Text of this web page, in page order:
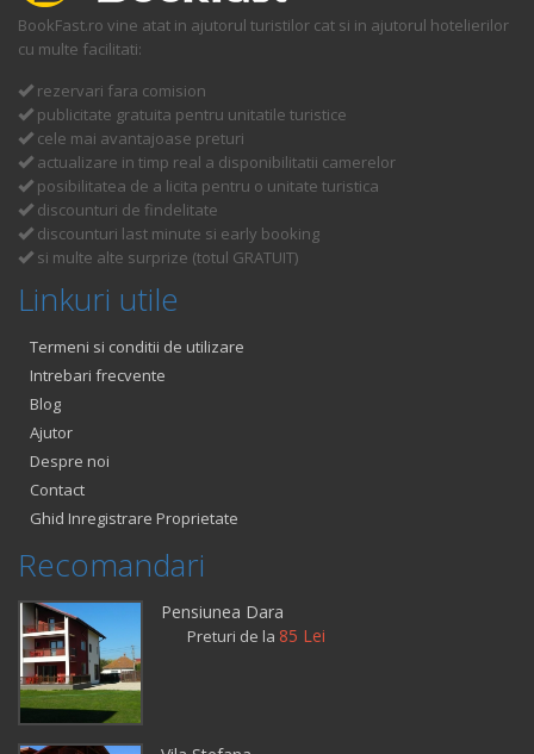
BookFast.ro vine atat in ajutorul turistilor cat si in ajutorul hotelierilor
cu multe facilitati:
rezervari fara comision
publicitate gratuita pentru unitatile turistice
cele mai avantajoase preturi
actualizare in timp real a disponibilitatii camerelor
posibilitatea de a licita pentru o unitate turistica
discounturi de findelitate
discounturi last minute si early booking
si multe alte surprize (totul GRATUIT)
Linkuri utile
Termeni si conditii de utilizare
Intrebari frecvente
Blog
Ajutor
Despre noi
Contact
Ghid Inregistrare Proprietate
Recomandari
Pensiunea Dara
Preturi de la 85 Lei